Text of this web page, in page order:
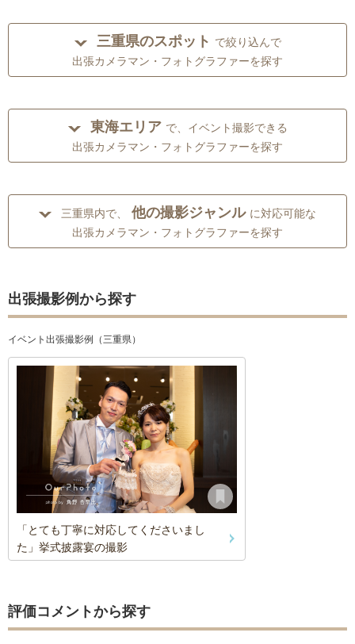
三重県のスポット で絞り込んで
出張カメラマン・フォトグラファーを探す
東海エリア で、イベント撮影できる
出張カメラマン・フォトグラファーを探す
三重県内で、 他の撮影ジャンル に対応可能な
出張カメラマン・フォトグラファーを探す
出張撮影例から探す
イベント出張撮影例（三重県）
「とても丁寧に対応してくださいまし
た」挙式披露宴の撮影
評価コメントから探す